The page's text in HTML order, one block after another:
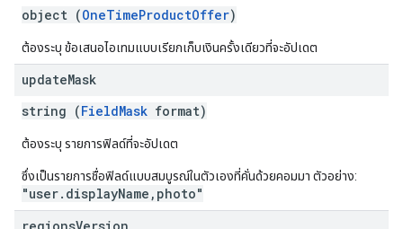
object (OneTimeProductOffer)
ต้องระบุ ข้อเสนอไอเทมแบบเรียกเก็บเงินครั้งเดียวที่จะอัปเดต
updateMask
string (FieldMask format)
ต้องระบุ รายการฟิลด์ที่จะอัปเดต
ซึ่งเป็นรายการชื่อฟิลด์แบบสมบูรณ์ในตัวเองที่คั่นด้วยคอมมา ตัวอย่าง:
"user.displayName,photo"